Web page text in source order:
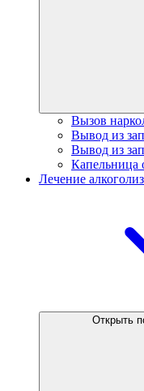
Вызов
Вывод из
Вывод из
Капельница
Лечение
Открыть